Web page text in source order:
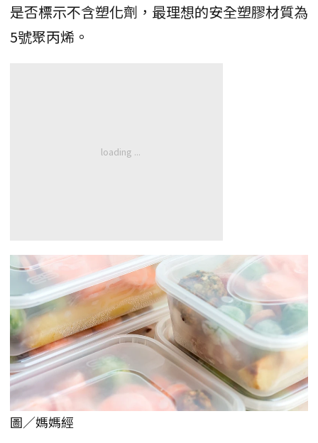
是否標示不含塑化劑，最理想的安全塑膠材質為
5號聚丙烯。
圖／媽媽經